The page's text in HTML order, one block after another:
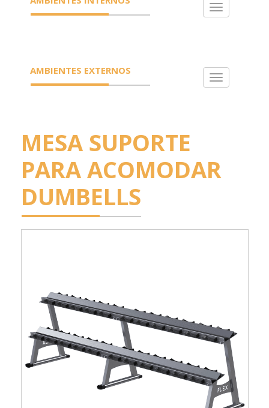
Toggle
AMBIENTES EXTERNOS
Toggle
MESA SUPORTE
PARA ACOMODAR
DUMBELLS